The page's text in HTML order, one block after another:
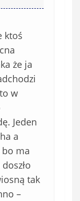
ktoś
że ja
w
Jeden
a
ma
tak
–